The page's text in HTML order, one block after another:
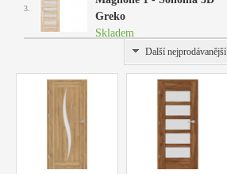
3.
Greko
Skladem
Další nejprodávanější